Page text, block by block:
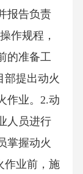
报告负责
作规程，
的准备工
部提出动火
作业。2.动
人员进行
掌握动火
作业前，施